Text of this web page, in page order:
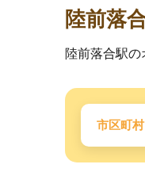
陸前落
陸前落合駅の
市区町